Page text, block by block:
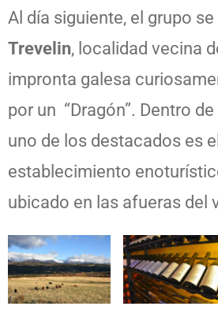
Al día siguiente, el grupo
Trevelin, localidad vecina
impronta galesa
por un “Dragón”. Dentro
uno de los destacados es
establecimiento
ubicado en las afueras del